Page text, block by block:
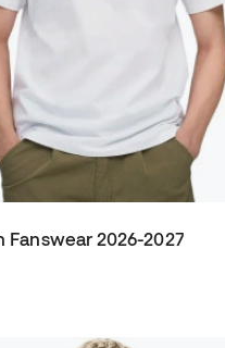
Fanswear 2026-2027